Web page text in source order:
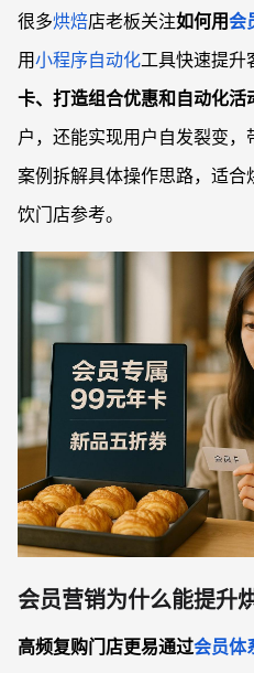
会员营销模式适合所有类型的小
很多烘焙店老板关注如何用会
用小程序自动化工具快速提升
卡、打造组合优惠和自动化活
户，还能实现用户自发裂变
案例拆解具体操作思路，适合
饮门店参考。
会员营销为什么能提升
高频复购门店更易通过会员体